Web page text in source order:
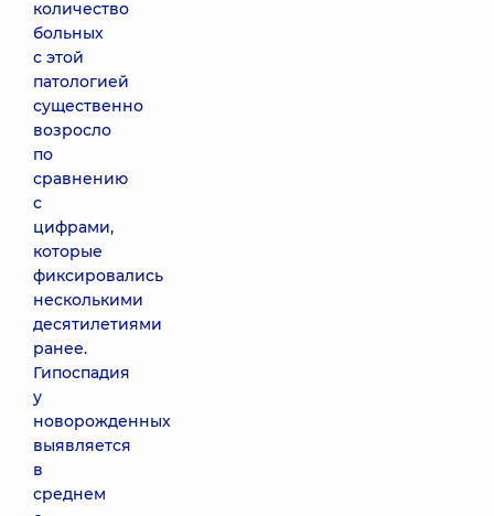
количество
больных
с этой
патологией
существенно
возросло
по
сравнению
с
цифрами,
которые
фиксировались
несколькими
десятилетиями
ранее.
Гипоспадия
у
новорожденных
выявляется
в
среднем